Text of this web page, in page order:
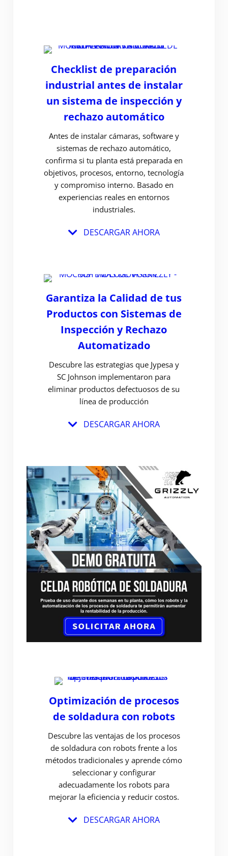
Checklist de preparación
industrial antes de instalar
un sistema de inspección y
rechazo automático
Antes de instalar cámaras, software y
sistemas de rechazo automático,
confirma si tu planta está preparada en
objetivos, procesos, entorno, tecnología
y compromiso interno. Basado en
experiencias reales en entornos
industriales.
DESCARGAR AHORA
Garantiza la Calidad de tus
Productos con Sistemas de
Inspección y Rechazo
Automatizado
Descubre las estrategias que Jypesa y
SC Johnson implementaron para
eliminar productos defectuosos de su
línea de producción
DESCARGAR AHORA
Optimización de procesos
de soldadura con robots
Descubre las ventajas de los procesos
de soldadura con robots frente a los
métodos tradicionales y aprende cómo
seleccionar y configurar
adecuadamente los robots para
mejorar la eficiencia y reducir costos.
DESCARGAR AHORA